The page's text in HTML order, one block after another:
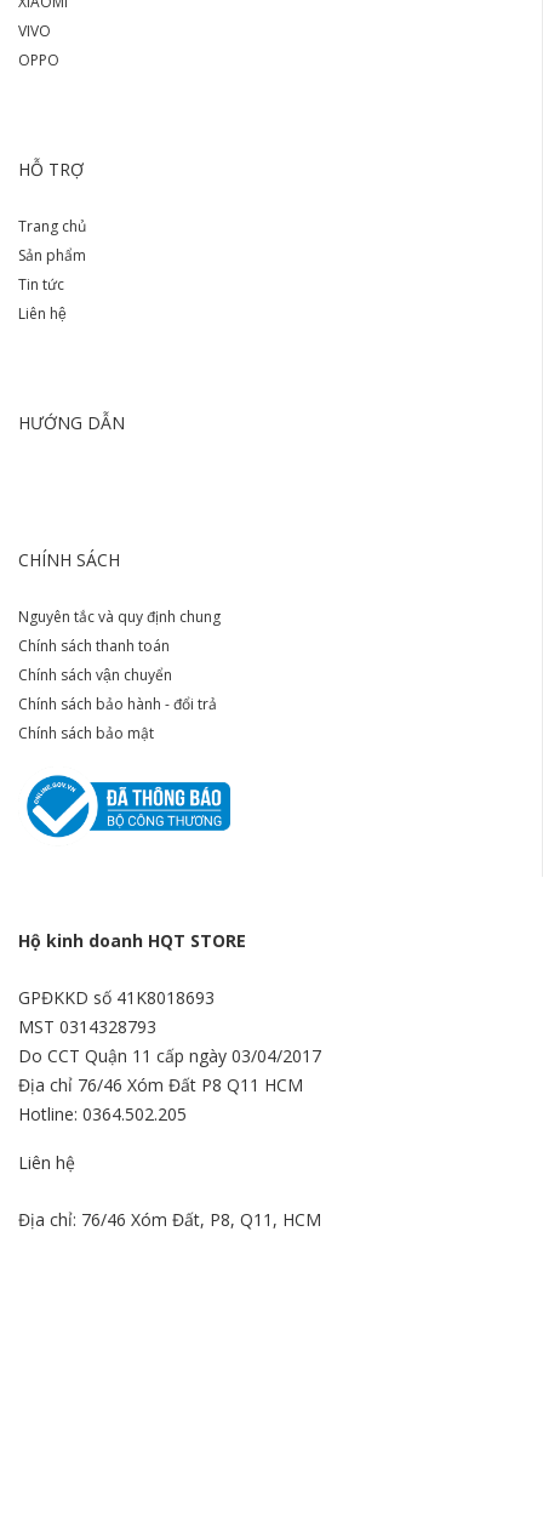
VIVO
OPPO
HỖ TRỢ
Trang chủ
Sản phẩm
Tin tức
Liên hệ
HƯỚNG DẪN
CHÍNH SÁCH
Nguyên tắc và quy định chung
Chính sách thanh toán
Chính sách vận chuyển
Chính sách bảo hành - đổi trả
Chính sách bảo mật
Hộ kinh doanh HQT STORE
GPĐKKD số 41K8018693
MST 0314328793
Do CCT Quận 11 cấp ngày 03/04/2017
Địa chỉ 76/46 Xóm Đất P8 Q11 HCM
Hotline: 0364.502.205
Liên hệ
Địa chỉ: 76/46 Xóm Đất, P8, Q11, HCM